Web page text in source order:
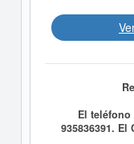
El teléfono
935836391. El